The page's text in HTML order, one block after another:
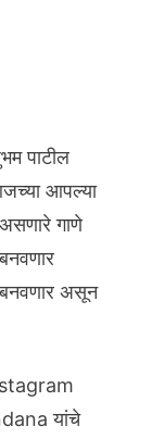
पाटील
आपल्या
गाणे
असून
यांचे